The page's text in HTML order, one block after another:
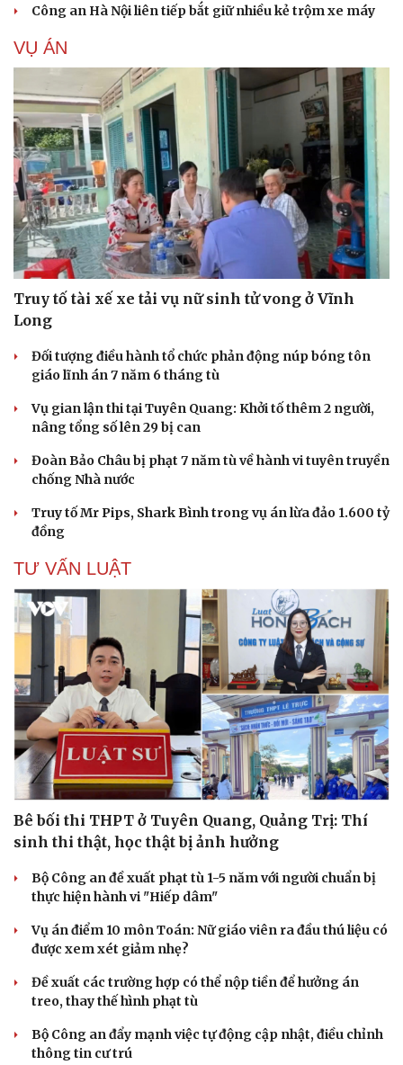
Cải chính
Công an Hà Nội liên tiếp bắt giữ nhiều kẻ trộm xe máy
VỤ ÁN
Truy tố tài xế xe tải vụ nữ sinh tử vong ở Vĩnh
Long
Đối tượng điều hành tổ chức phản động núp bóng tôn
giáo lĩnh án 7 năm 6 tháng tù
Vụ gian lận thi tại Tuyên Quang: Khởi tố thêm 2 người,
nâng tổng số lên 29 bị can
Đoàn Bảo Châu bị phạt 7 năm tù về hành vi tuyên truyền
chống Nhà nước
Truy tố Mr Pips, Shark Bình trong vụ án lừa đảo 1.600 tỷ
đồng
TƯ VẤN LUẬT
Bê bối thi THPT ở Tuyên Quang, Quảng Trị: Thí
sinh thi thật, học thật bị ảnh hưởng
Bộ Công an đề xuất phạt tù 1-5 năm với người chuẩn bị
thực hiện hành vi "Hiếp dâm"
Vụ án điểm 10 môn Toán: Nữ giáo viên ra đầu thú liệu có
được xem xét giảm nhẹ?
Đề xuất các trường hợp có thể nộp tiền để hưởng án
treo, thay thế hình phạt tù
Bộ Công an đẩy mạnh việc tự động cập nhật, điều chỉnh
thông tin cư trú